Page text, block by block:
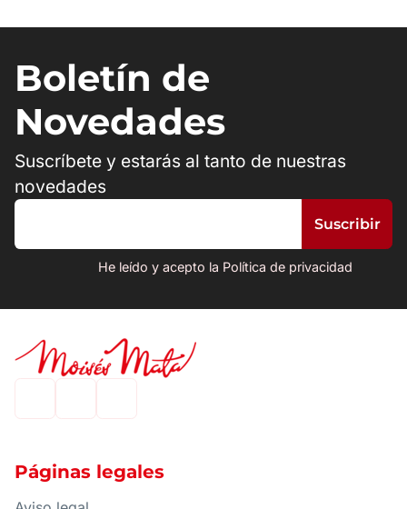
Boletín de
Novedades
Suscríbete y estarás al tanto de nuestras
novedades
He leído y acepto la Política de privacidad
Páginas legales